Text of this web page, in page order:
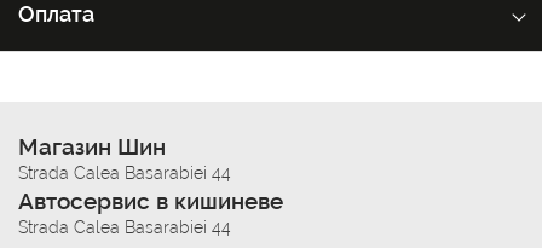
Оплата
Магазин Шин
Strada Calea Basarabiei 44
Автосервис в кишиневе
Strada Calea Basarabiei 44